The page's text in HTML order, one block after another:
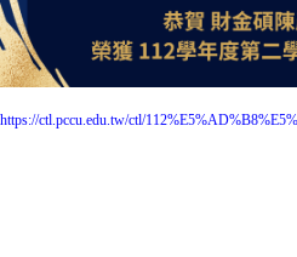
https://ctl.pccu.edu.tw/ctl/